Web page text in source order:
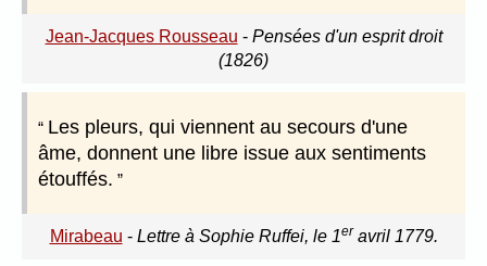
Jean-Jacques Rousseau - Pensées d'un esprit droit
(1826)
Les pleurs, qui viennent au secours d'une
âme, donnent une libre issue aux sentiments
étouffés.
Mirabeau - Lettre à Sophie Ruffei, le 1er avril 1779.